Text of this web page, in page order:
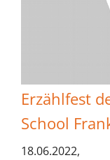
Erzählfest
School
18.06.2022,